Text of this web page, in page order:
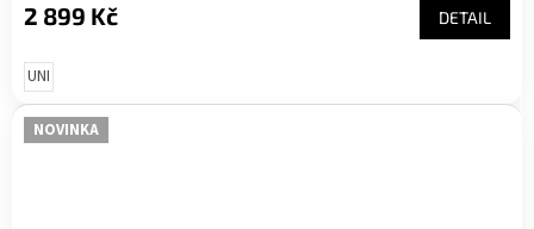
2 899 Kč DETAIL
UNI
NOVINKA